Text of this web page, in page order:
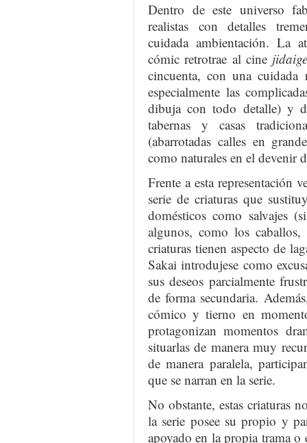
Dentro de este universo
realistas con detalles
cuidada ambientación. La
cómic retrotrae al cine
cincuenta, con una cuidada
especialmente las
dibuja con todo detalle) y
tabernas y casas
(abarrotadas calles en
como naturales en el devenir
Frente a esta representación
serie de criaturas que
domésticos como salvajes
algunos, como los caballos,
criaturas tienen aspecto de
Sakai introdujese como
sus deseos parcialmente
de forma secundaria.
cómico y tierno en
protagonizan momentos
situarlas de manera muy
de manera paralela,
que se narran en la serie.
No obstante, estas criaturas
la serie posee su propio y
apoyado en la propia trama